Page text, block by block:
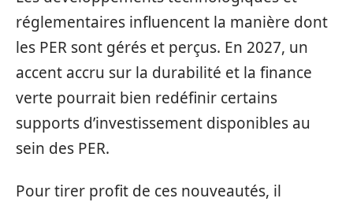
réglementaires influencent la manière dont
les PER sont gérés et perçus. En 2027, un
accent accru sur la durabilité et la finance
verte pourrait bien redéfinir certains
supports d’investissement disponibles au
sein des PER.
Pour tirer profit de ces nouveautés, il